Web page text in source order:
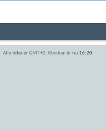
Alla tider är GMT +2. Klockan är nu 16:20.